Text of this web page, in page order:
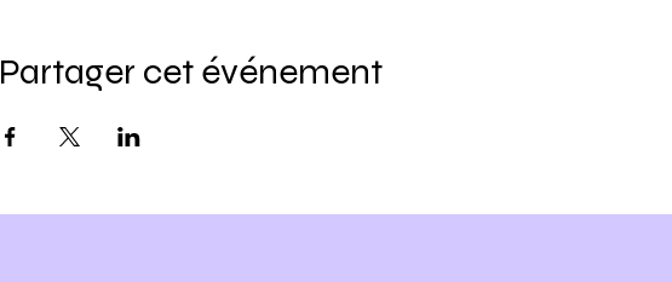
Partager cet événement